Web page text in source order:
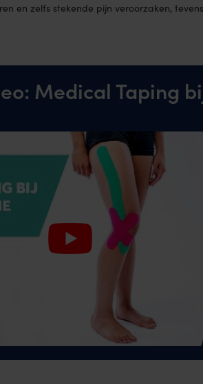
en zelfs stekende pijn veroorzaken,
Medical Taping